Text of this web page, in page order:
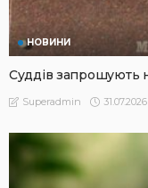
НОВИНИ
Суддів запрошують
Superadmin 31.07.2026